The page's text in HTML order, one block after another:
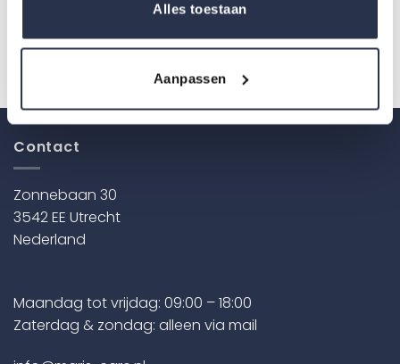
Alles toestaan
Aanpassen
Care
Contact
Zonnebaan 30
3542 EE Utrecht
Nederland
Maandag tot vrijdag: 09:00 – 18:00
Zaterdag & zondag: alleen via mail